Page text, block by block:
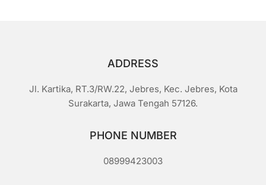
ADDRESS
Jl. Kartika, RT.3/RW.22, Jebres, Kec. Jebres, Kota
Surakarta, Jawa Tengah 57126.
PHONE NUMBER
08999423003